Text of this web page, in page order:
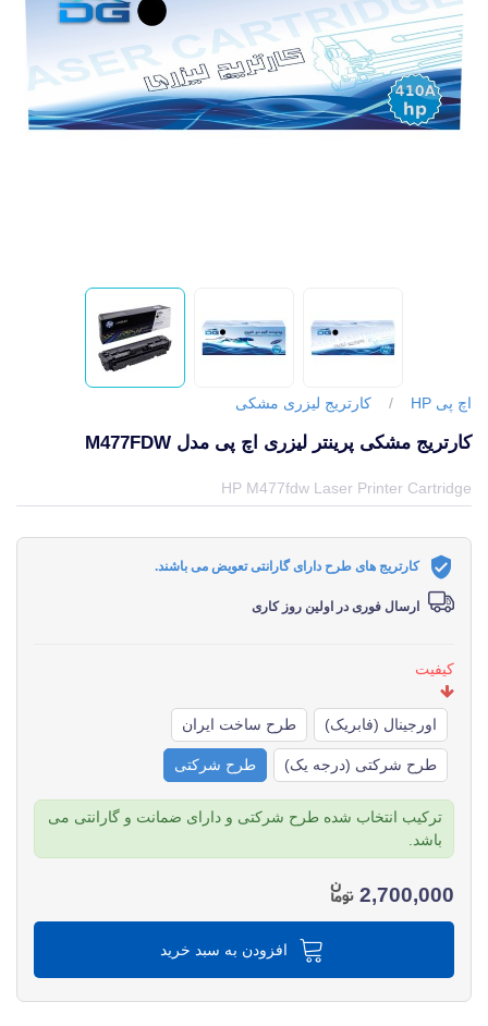
اچ پی HP / کارتریج لیزری مشکی
کارتریج مشکی پرینتر لیزری اچ پی مدل M477FDW
HP M477fdw Laser Printer Cartridge
کارتریج های طرح دارای گارانتی تعویض می باشند.
ارسال فوری در اولین روز کاری
کیفیت
اورجینال (فابریک) طرح ساخت ایران
طرح شرکتی (درجه یک) طرح شرکتی
ترکیب انتخاب شده طرح شرکتی و دارای ضمانت و گارانتی می
باشد.
2,700,000
افزودن به سبد خرید